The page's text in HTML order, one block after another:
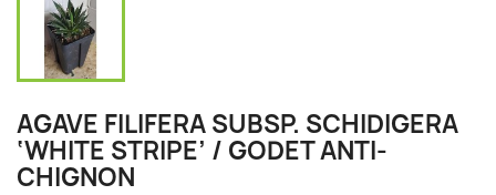
AGAVE FILIFERA SUBSP. SCHIDIGERA
‘WHITE STRIPE’ / GODET ANTI-
CHIGNON